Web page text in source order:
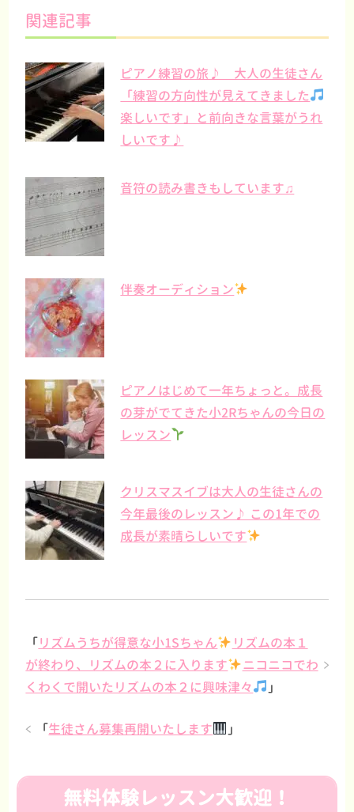
関連記事
ピアノ練習の旅♪ 大人の生徒さん
「練習の方向性が見えてきました
楽しいです」と前向きな言葉がうれ
しいです♪
音符の読み書きもしています♫
伴奏オーディション
ピアノはじめて一年ちょっと。成長
の芽がでてきた小2Rちゃんの今日の
レッスン
クリスマスイブは大人の生徒さんの
今年最後のレッスン♪ この1年での
成長が素晴らしいです
「リズムうちが得意な小1Sちゃん
リズムの本１
が終わり、リズムの本２に入ります
ニコニコでわ
くわくで開いたリズムの本２に興味津々
」
「生徒さん募集再開いたします 」
無料体験レッスン大歓迎！